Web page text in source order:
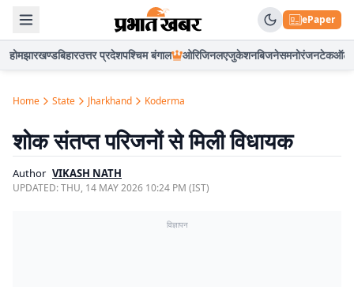
ePaper
होमझारखण्डबिहारउत्तर प्रदेशपश्चिम बंगाल ओरिजिनलएजुकेशनबिजनेसमनोरंजनटेकऑटो
Home State Jharkhand Koderma
शोक संतप्त परिजनों से मिली विधायक
Author VIKASH NATH
UPDATED:THU, 14 MAY 2026 10:24 PM (IST)
विज्ञापन